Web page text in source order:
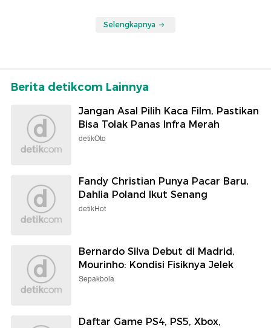
Selengkapnya
Berita detikcom Lainnya
Jangan Asal Pilih Kaca Film, Pastikan
Bisa Tolak Panas Infra Merah
detikOto
Fandy Christian Punya Pacar Baru,
Dahlia Poland Ikut Senang
detikHot
Bernardo Silva Debut di Madrid,
Mourinho: Kondisi Fisiknya Jelek
Sepakbola
Daftar Game PS4, PS5, Xbox,